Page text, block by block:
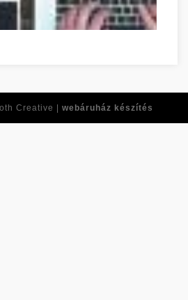
questions de développement
Creative | webáruház készítés